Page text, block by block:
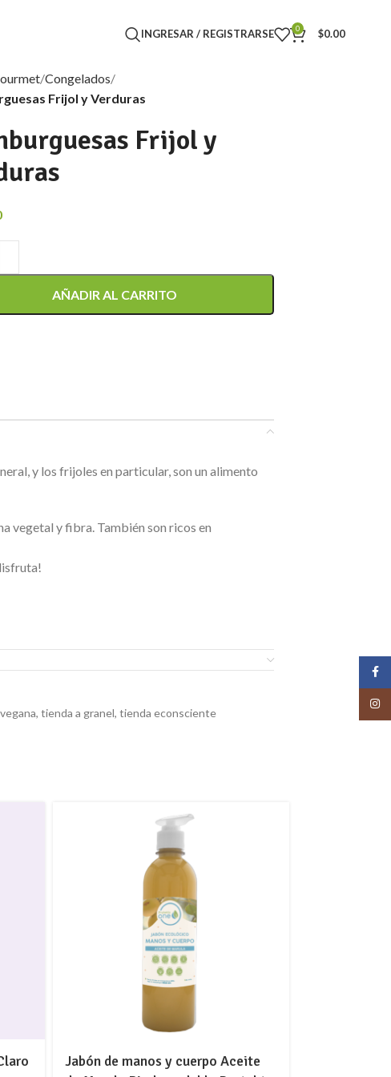
INGRESAR / REGISTRARSE 0 $0.00
Congelados
Frijol y Verduras
Frijol y
AÑADIR AL CARRITO
y los frijoles en particular, son un alimento
vegetal y fibra. También son ricos en
,tienda a granel,tienda econsciente
Jabón de manos y cuerpo Aceite